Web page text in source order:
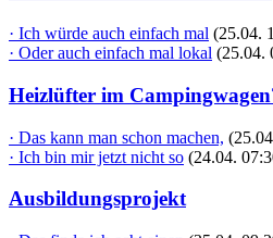
· Ich würde auch einfach mal (25.04.
· Oder auch einfach mal lokal (25.04.
Heizlüfter im
· Das kann man schon machen,
· Ich bin mir jetzt nicht so (24.04.
Ausbildungsprojekt